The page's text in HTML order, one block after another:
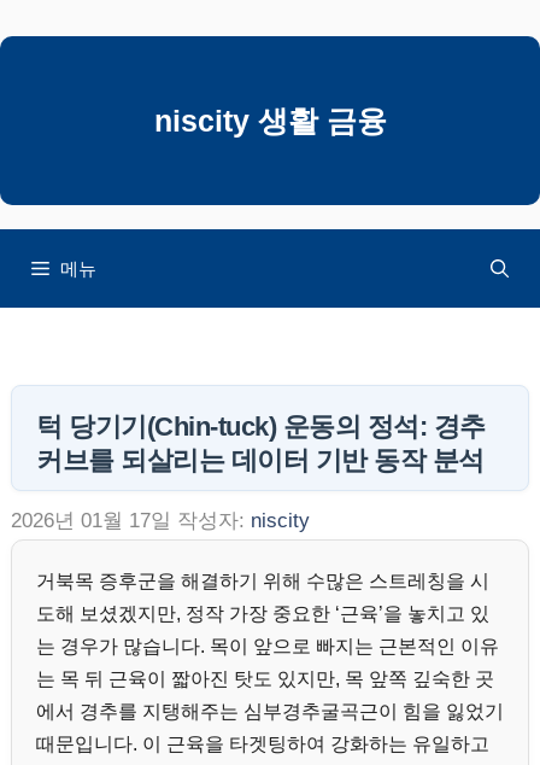
텐
뛰
niscity 생활 금융
메뉴
턱 당기기(Chin-tuck) 운동의 정석: 경추
커브를 되살리는 데이터 기반 동작 분석
2026년 01월 17일 작성자: niscity
거북목 증후군을 해결하기 위해 수많은 스트레칭을 시
도해 보셨겠지만, 정작 가장 중요한 ‘근육’을 놓치고 있
는 경우가 많습니다. 목이 앞으로 빠지는 근본적인 이유
는 목 뒤 근육이 짧아진 탓도 있지만, 목 앞쪽 깊숙한 곳
에서 경추를 지탱해주는 심부경추굴곡근이 힘을 잃었기
때문입니다. 이 근육을 타겟팅하여 강화하는 유일하고